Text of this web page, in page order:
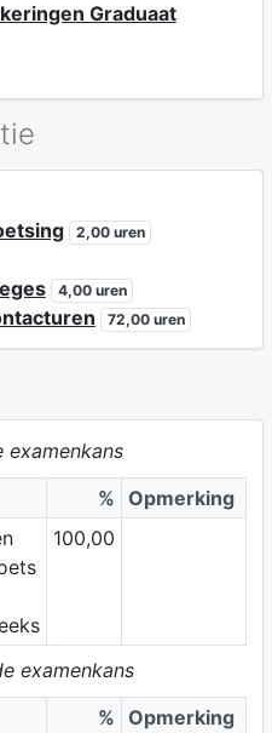
Graduaat
2,00 uren
4,00 uren
72,00 uren
examenkans
% Opmerking
100,00
examenkans
% Opmerking